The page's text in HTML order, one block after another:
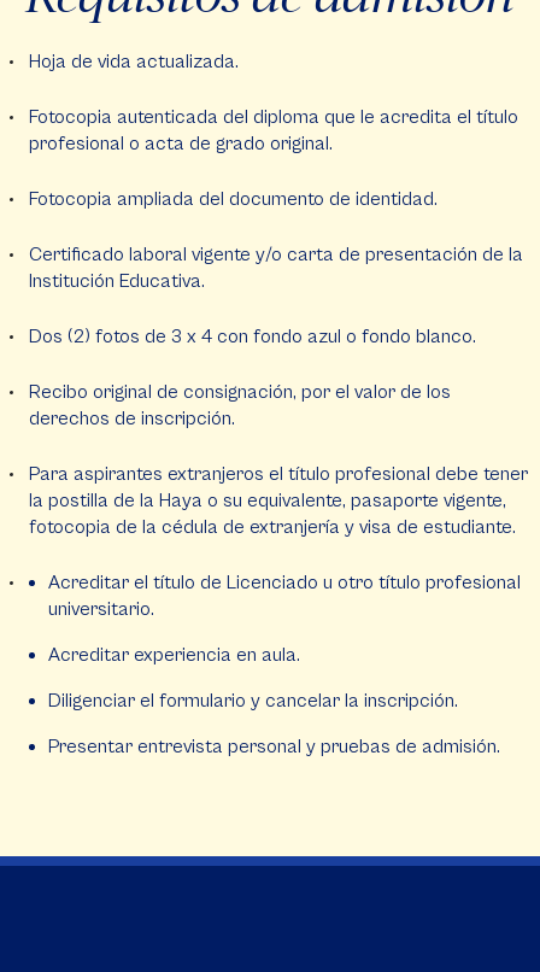
Hoja de vida actualizada.
Fotocopia autenticada del diploma que le acredita el título
profesional o acta de grado original.
Fotocopia ampliada del documento de identidad.
Certificado laboral vigente y/o carta de presentación de la
Institución Educativa.
Dos (2) fotos de 3 x 4 con fondo azul o fondo blanco.
Recibo original de consignación, por el valor de los
derechos de inscripción.
Para aspirantes extranjeros el título profesional debe tener
la postilla de la Haya o su equivalente, pasaporte vigente,
fotocopia de la cédula de extranjería y visa de estudiante.
Acreditar el título de Licenciado u otro título profesional
universitario.
Acreditar experiencia en aula.
Diligenciar el formulario y cancelar la inscripción.
Presentar entrevista personal y pruebas de admisión.